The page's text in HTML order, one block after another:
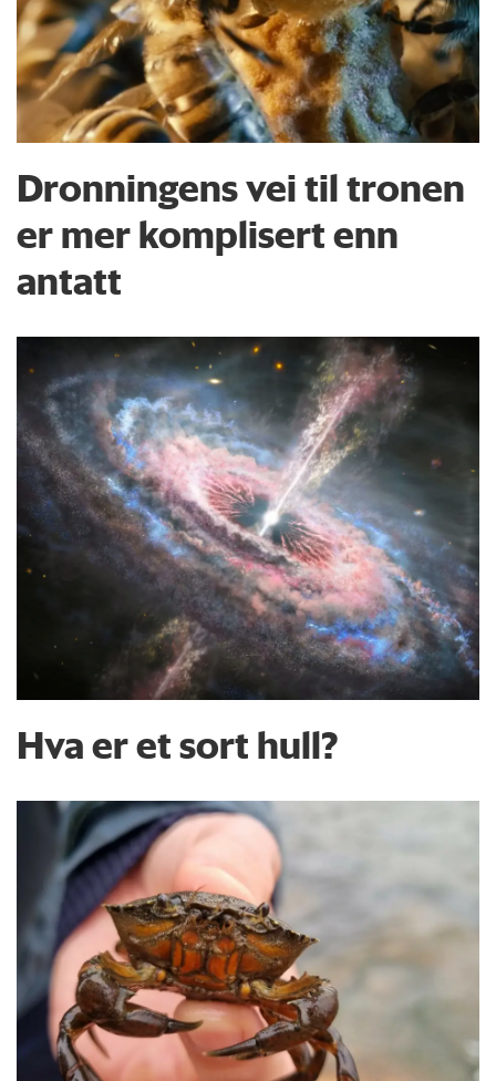
Dronningens vei til tronen
er mer komplisert enn
antatt
Hva er et sort hull?